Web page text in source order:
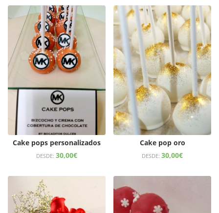
Cake pops personalizados
DESDE: 30,00€
Cake pop oro
DESDE: 30,00€